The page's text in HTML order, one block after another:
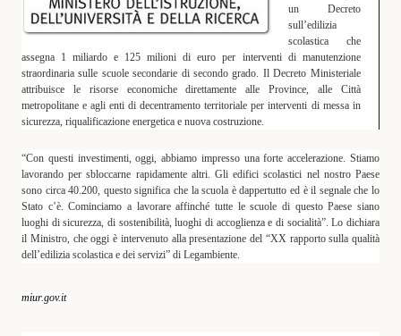
un Decreto
sull’edilizia
scolastica che
assegna 1 miliardo e 125 milioni di euro per interventi di manutenzione
straordinaria sulle scuole secondarie di secondo grado. Il Decreto Ministeriale
attribuisce le risorse economiche direttamente alle Province, alle Città
metropolitane e agli enti di decentramento territoriale per interventi di messa in
sicurezza, riqualificazione energetica e nuova costruzione.
“Con questi investimenti, oggi, abbiamo impresso una forte accelerazione. Stiamo
lavorando per sbloccarne rapidamente altri. Gli edifici scolastici nel nostro Paese
sono circa 40.200, questo significa che la scuola è dappertutto ed è il segnale che lo
Stato c’è. Cominciamo a lavorare affinché tutte le scuole di questo Paese siano
luoghi di sicurezza, di sostenibilità, luoghi di accoglienza e di socialità”. Lo dichiara
il Ministro, che oggi è intervenuto alla presentazione del “XX rapporto sulla qualità
dell’edilizia scolastica e dei servizi” di Legambiente.
miur.gov.it